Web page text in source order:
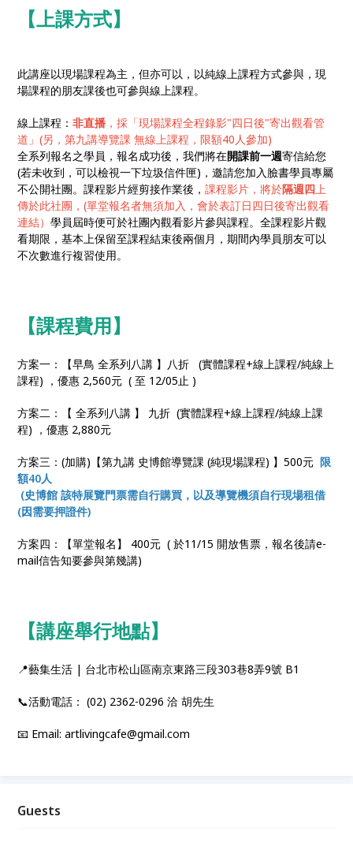
【上課方式】
此講座以現場課程為主，但亦可以，以純線上課程方式參與，現
場課程的朋友課後也可參與線上課程。
線上課程：非直播 ，採「現場課程全程錄影"四日後"寄出觀看管
道」(另，第九講導覽課 無線上課程，限額40人參加)
全系列報名之學員，報名成功後，我們將在開課前一週寄信給您
(若未收到，可以檢視一下垃圾信件匣)，邀請您加入臉書學員專屬
不公開社團。課程影片經剪接作業後，課程影片，將於隔週四上
傳於此社團，(單堂報名者無須加入，會於表訂日四日後寄出觀看
連結）學員屆時便可於社團內觀看影片參與課程。全課程影片觀
看期限，基本上保留至課程結束後兩個月，期間內學員朋友可以
不次數進行複習使用。
【課程費用】
方案一：【早鳥 全系列八講 】八折 (實體課程+線上課程/純線上
課程) ，優惠 2,560元 ( 至 12/05止 )
方案二：【 全系列八講 】 九折 (實體課程+線上課程/純線上課
程) ，優惠 2,880元
方案三：(加購)【第九講 史博館導覽課 (純現場課程) 】500元 限
額40人
(史博館 該特展覽門票需自行購買，以及導覽機須自行現場租借
(因需要押證件)
方案四：【單堂報名】 400元 ( 於11/15 開放售票，報名後請e-
mail信告知要參與第幾講)
【講座舉行地點】
📍藝集生活 | 台北市松山區南京東路三段303巷8弄9號 B1
📞活動電話： (02) 2362-0296 洽 胡先生
📧 Email: artlivingcafe@gmail.com
Guests